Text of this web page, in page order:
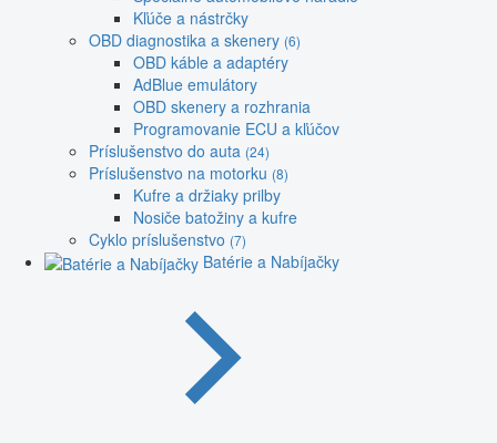
Kľúče a nástrčky
OBD diagnostika a skenery (6)
OBD káble a adaptéry
AdBlue emulátory
OBD skenery a rozhrania
Programovanie ECU a kľúčov
Príslušenstvo do auta (24)
Príslušenstvo na motorku (8)
Kufre a držiaky prilby
Nosiče batožiny a kufre
Cyklo príslušenstvo (7)
Batérie a Nabíjačky